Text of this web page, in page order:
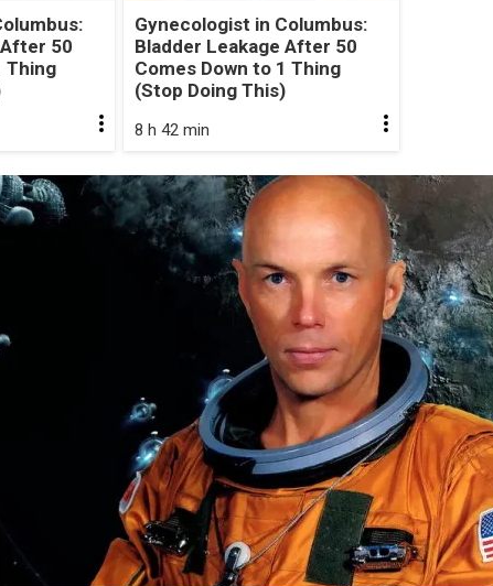
50
Thing
Gynecologist in Columbus:
Bladder Leakage After 50
Comes Down to 1 Thing
(Stop Doing This)
8 h 42 min